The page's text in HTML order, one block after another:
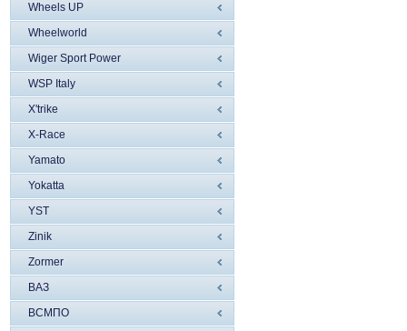
Wheels UP
Wheelworld
Wiger Sport Power
WSP Italy
X'trike
X-Race
Yamato
Yokatta
YST
Zinik
Zormer
ВАЗ
ВСМПО